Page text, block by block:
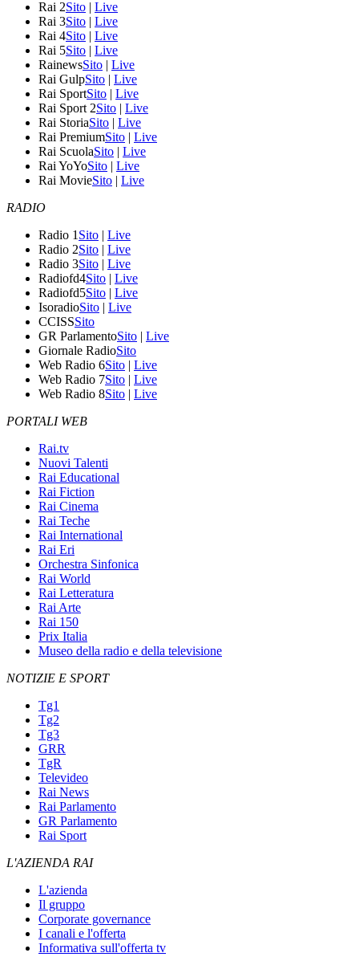
Rai 2Sito | Live
Rai 3Sito | Live
Rai 4Sito | Live
Rai 5Sito | Live
RainewsSito | Live
Rai GulpSito | Live
Rai SportSito | Live
Rai Sport 2Sito | Live
Rai StoriaSito | Live
Rai PremiumSito | Live
Rai ScuolaSito | Live
Rai YoYoSito | Live
Rai MovieSito | Live
RADIO
Radio 1 Sito | Live
Radio 2Sito | Live
Radio 3Sito | Live
Radiofd4Sito | Live
Radiofd5Sito | Live
IsoradioSito | Live
CCISSSito
GR ParlamentoSito | Live
Giornale RadioSito
Web Radio 6Sito | Live
Web Radio 7Sito | Live
Web Radio 8Sito | Live
PORTALI WEB
Rai.tv
Nuovi Talenti
Rai Educational
Rai Fiction
Rai Cinema
Rai Teche
Rai International
Rai Eri
Orchestra Sinfonica
Rai World
Rai Letteratura
Rai Arte
Rai 150
Prix Italia
Museo della radio e della televisione
NOTIZIE E SPORT
Tg1
Tg2
Tg3
GRR
TgR
Televideo
Rai News
Rai Parlamento
GR Parlamento
Rai Sport
L'AZIENDA RAI
L'azienda
Il gruppo
Corporate governance
I canali e l'offerta
Informativa sull'offerta tv